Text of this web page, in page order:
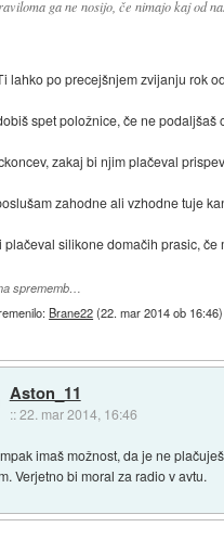
ga ne nosijo, če nimajo kaj od
lahko po precejšnjem zvijanju rok
spet položnice, če ne podaljšaš
zakaj bi njim plačeval
zahodne ali vzhodne tuje
plačeval silikone domačih prasic,
sprememb…
Brane22(22. mar 2014 ob 16:46)
Aston_11
::22. mar 2014, 16:46
imaš možnost, da je ne
Verjetno bi moral za radio v avtu.